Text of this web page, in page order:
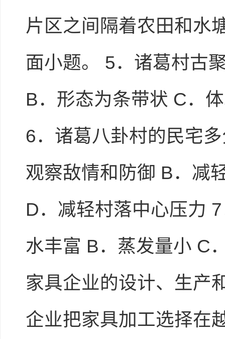
片区之间隔着农田和水
面小题。 5．诸葛村古
B．形态为条带状 C．
6．诸葛八卦村的民宅
观察敌情和防御 B．减
D．减轻村落中心压力
水丰富 B．蒸发量小 C
家具企业的设计、生产
企业把家具加工选择在